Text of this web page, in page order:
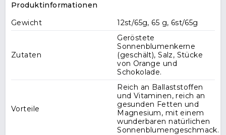
Produktinformationen
Gewicht
12st/65g, 65 g, 6st/65g
Zutaten
Geröstete
Sonnenblumenkerne
(geschält), Salz, Stücke
von Orange und
Schokolade.
Vorteile
Reich an Ballaststoffen
und Vitaminen, reich an
gesunden Fetten und
Magnesium, mit einem
wunderbaren natürlichen
Sonnenblumengeschmack.